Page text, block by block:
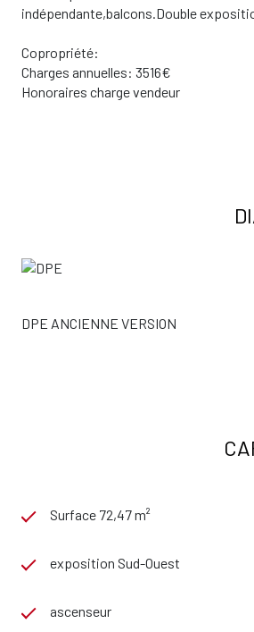
indépendante,balcons.Double
Copropriété:
Charges annuelles: 3516€
Honoraires charge vendeur
DPE ANCIENNE VERSION
Surface 72,47 m²
exposition Sud-Ouest
ascenseur